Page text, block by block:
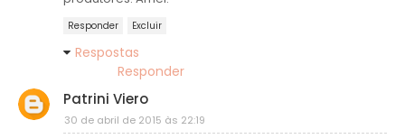
Responder Excluir
Respostas
Responder
Patrini Viero
30 de abril de 2015 às 22:19